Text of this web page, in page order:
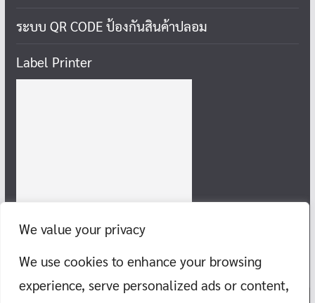
We value your privacy
We use cookies to enhance your browsing
experience, serve personalized ads or content,
ระบบ QR CODE ป้องกันสินค้าปลอม
Label Printer